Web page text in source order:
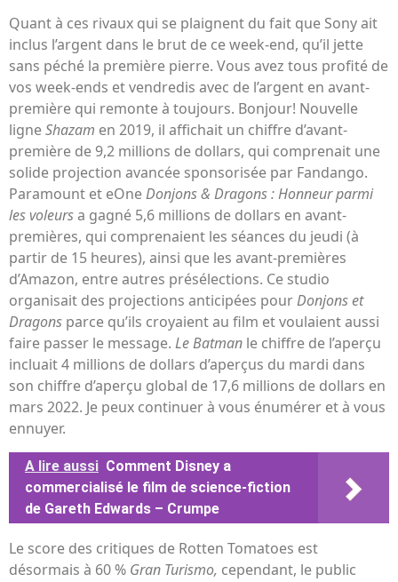
Quant à ces rivaux qui se plaignent du fait que Sony ait
inclus l’argent dans le brut de ce week-end, qu’il jette
sans péché la première pierre. Vous avez tous profité de
vos week-ends et vendredis avec de l’argent en avant-
première qui remonte à toujours. Bonjour! Nouvelle
ligneShazam en 2019, il affichait un chiffre d’avant-
première de 9,2 millions de dollars, qui comprenait une
solide projection avancée sponsorisée par Fandango.
Paramount et eOneDonjons & Dragons : Honneur parmi
les voleursa gagné 5,6 millions de dollars en avant-
premières, qui comprenaient les séances du jeudi (à
partir de 15 heures), ainsi que les avant-premières
d’Amazon, entre autres présélections. Ce studio
organisait des projections anticipées pourDonjons et
Dragons parce qu’ils croyaient au film et voulaient aussi
faire passer le message. Le Batman le chiffre de l’aperçu
incluait 4 millions de dollars d’aperçus du mardi dans
son chiffre d’aperçu global de 17,6 millions de dollars en
mars 2022. Je peux continuer à vous énumérer et à vous
ennuyer.
A lire aussi Comment Disney a
commercialisé le film de science-fiction
de Gareth Edwards – Crumpe
Le score des critiques de Rotten Tomatoes est
désormais à 60 % Gran Turismo, cependant, le public